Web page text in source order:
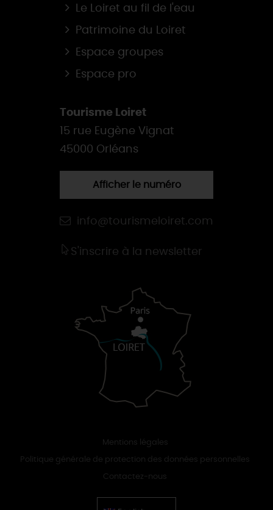
Le Loiret au fil de l'eau
Patrimoine du Loiret
Espace groupes
Espace pro
Tourisme Loiret
15 rue Eugène Vignat
45000 Orléans
Afficher le numéro
info@tourismeloiret.com
S'inscrire à la newsletter
Mentions légales
Politique générale de protection des données personnelles
Contactez-nous